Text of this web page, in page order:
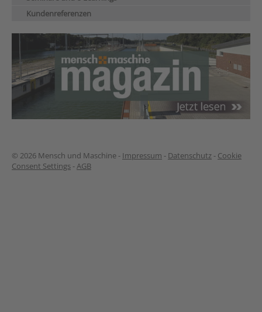
Kundenreferenzen
© 2026 Mensch und Maschine - Impressum - Datenschutz- Cookie
Consent Settings-AGB